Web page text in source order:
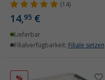
(14)
14,95 €
Lieferbar
Filialverfügbarkeit: Filiale setzen
%